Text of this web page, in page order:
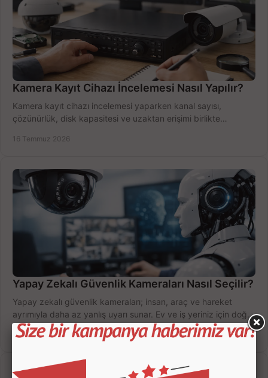
Kamera Kayıt Cihazı İncelemesi Nasıl Yapılır?
Kamera kayıt cihazı incelemesi yaparken kanal sayısı,
çözünürlük, disk kapasitesi ve uzaktan erişimi birlikte
16 Temmuz 2026
Yapay Zekalı Güvenlik Kameraları Nasıl Seçilir?
Yapay zekalı güvenlik kameraları; insan, araç ve hareket
ayrımıyla daha az yanlış uyarı sunar. Ev ve iş yeriniz için doğru
modeli, fiyatı karşılaştırın.
14 Temmuz 2026